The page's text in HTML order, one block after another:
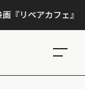
アカフェ』、上映